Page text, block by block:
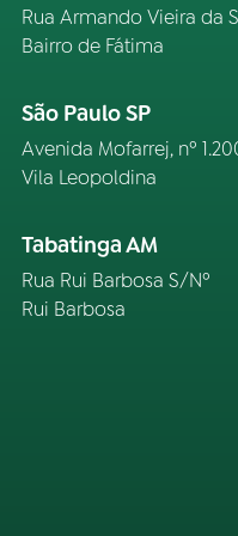
Rua Armando Vieira da
Bairro de Fátima
São Paulo SP
Avenida Mofarrej, nº
Vila Leopoldina
Tabatinga AM
Rua Rui Barbosa S/Nº
Rui Barbosa